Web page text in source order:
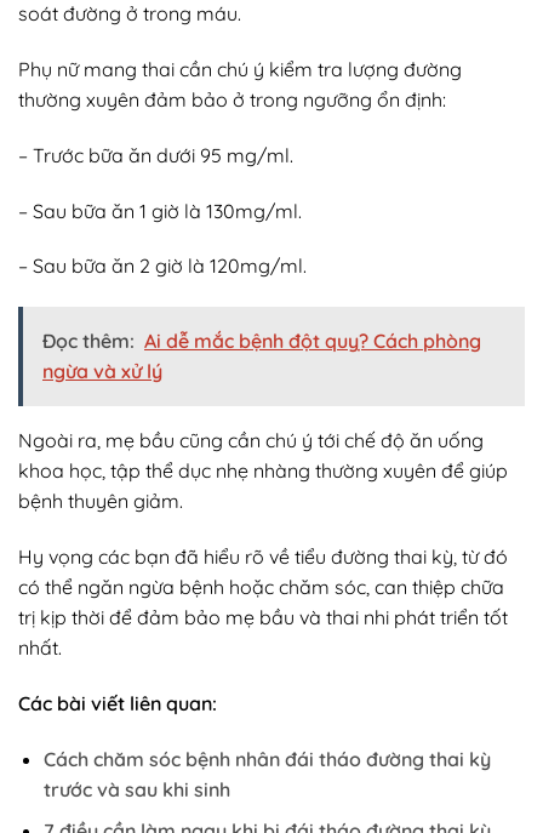
soát đường ở trong máu.
Phụ nữ mang thai cần chú ý kiểm tra lượng đường
thường xuyên đảm bảo ở trong ngưỡng ổn định:
– Trước bữa ăn dưới 95 mg/ml.
– Sau bữa ăn 1 giờ là 130mg/ml.
– Sau bữa ăn 2 giờ là 120mg/ml.
Đọc thêm: Ai dễ mắc bệnh đột quỵ? Cách phòng
ngừa và xử lý
Ngoài ra, mẹ bầu cũng cần chú ý tới chế độ ăn uống
khoa học, tập thể dục nhẹ nhàng thường xuyên để giúp
bệnh thuyên giảm.
Hy vọng các bạn đã hiểu rõ về tiểu đường thai kỳ, từ đó
có thể ngăn ngừa bệnh hoặc chăm sóc, can thiệp chữa
trị kịp thời để đảm bảo mẹ bầu và thai nhi phát triển tốt
nhất.
Các bài viết liên quan:
Cách chăm sóc bệnh nhân đái tháo đường thai kỳ
trước và sau khi sinh